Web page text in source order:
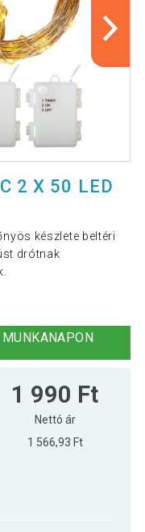
2 X 50 LED
készlete beltéri
drótnak
1 990 Ft
Nettó ár
1 566,93 Ft